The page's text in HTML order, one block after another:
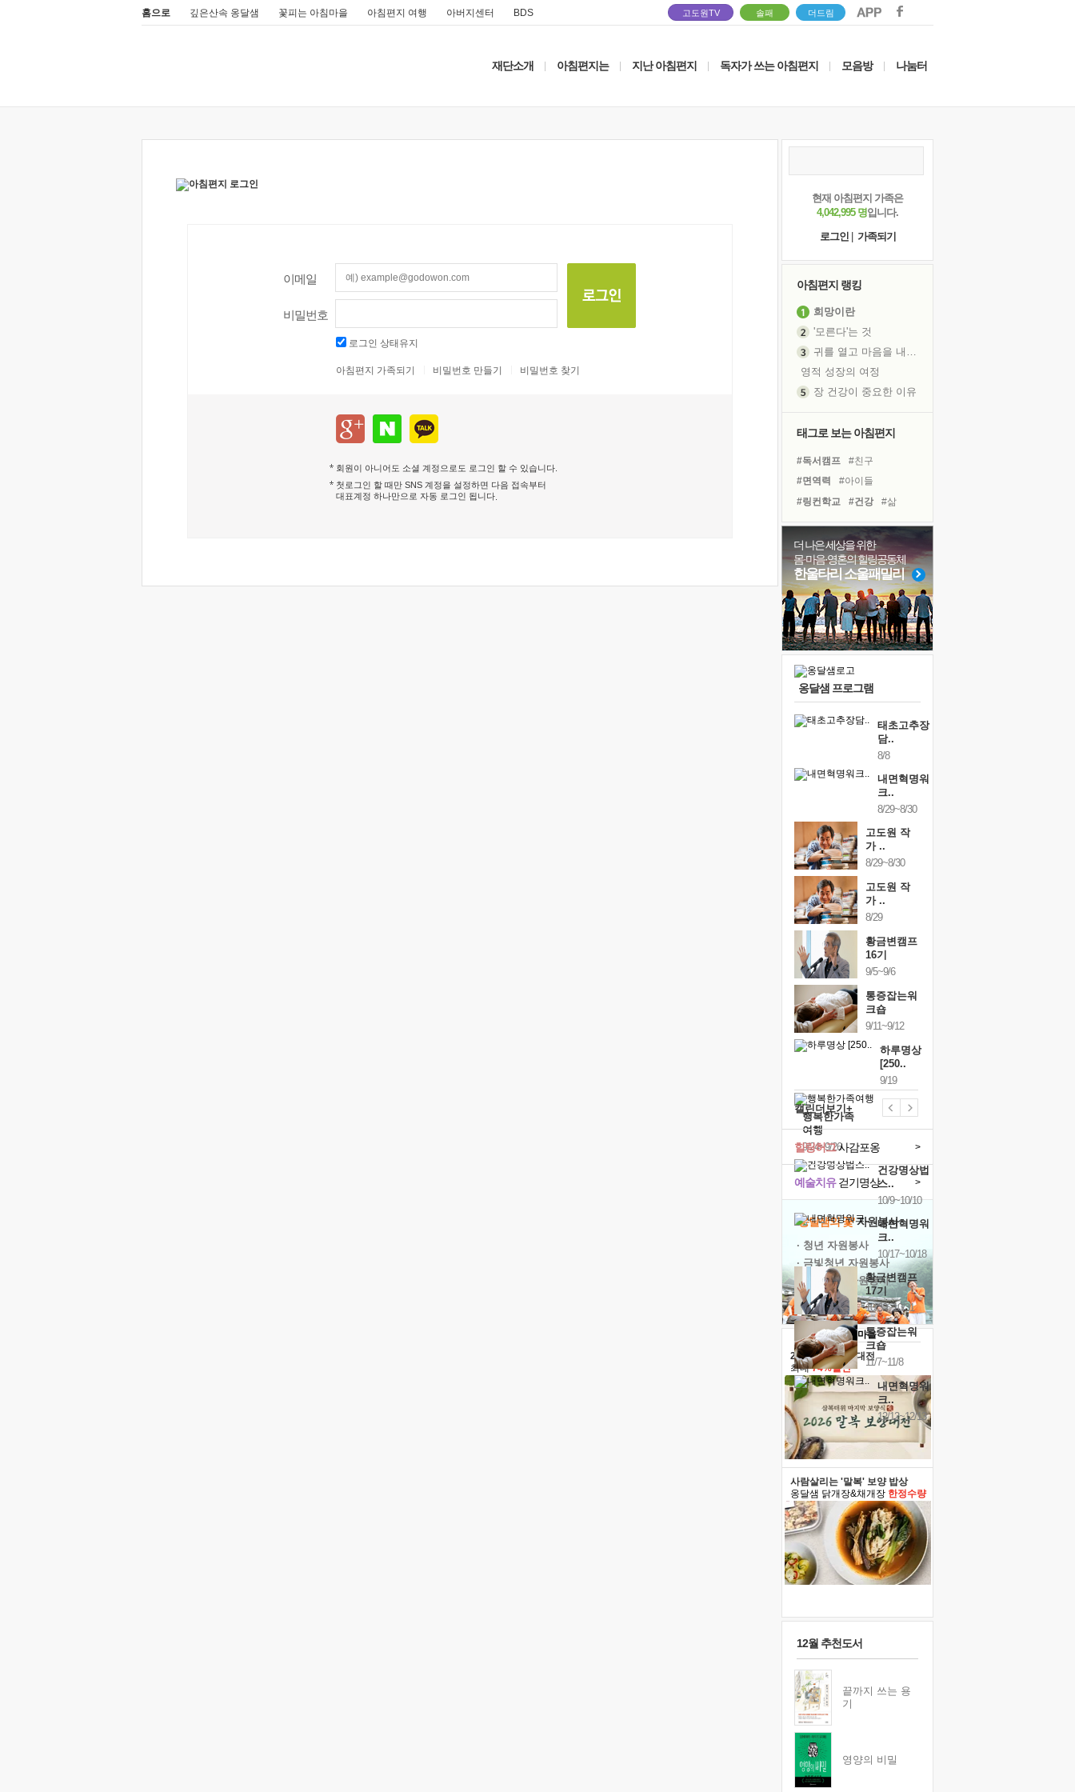
홈으로 깊은산속 옹달샘 꽃피는 아침마을 아침편지 여행 아버지센터 BDS 고도원TV 솔패 더드림
재단소개 아침편지는 지난 아침편지 독자가 쓰는 아침편지 모음방 나눔터
이메일
비밀번호
로그인 상태유지
아침편지 가족되기 비밀번호 만들기 비밀번호 찾기
회원이 아니어도 소셜 계정으로도 로그인 할 수 있습니다.
첫로그인 할 때만 SNS 계정을 설정하면 다음 접속부터
대표계정 하나만으로 자동 로그인 됩니다
현재 아침편지 가족은
4,042,995 명입니다.
로그인
가족되기
아침편지 랭킹
희망이란
'모른다'는 것
귀를 열고 마음을 내어주고
영적 성장의 여정
장 건강이 중요한 이유
꿈이 실제가 되는 것
'말 타는 법'을 먼저
졸업식 사진을 보며
아픈 아버지를 위한 공간 설계
극심한 변비, 어깨결림, 수면 장애
보고 싶은 어머니
유년 시절의 부산 영도 바다
못된 꼰대들
거울 속의 나
태그로 보는 아침편지
#독서캠프
#친구
#면역력
#아이들
#링컨학교
#건강
#삶
#바이러스
#비전캠프
#도움
#힐링
#선택
#다짐
#희망
#극복
#위기
#계획
#명상
#리더
#사람
#경험
#독서
더 나은 세상을 위한
몸·마음·영혼의 힐링공동체
한울타리 소울패밀리
옹달샘 프로그램
태초고추장
담..
8/8
내면혁명워
크..
8/29~8/30
고도원 작
가 ..
8/29~8/30
고도원 작
가 ..
8/29
황금변캠프
16기
9/5~9/6
통증잡는워
크숍
9/11~9/12
하루명상
[250..
9/19
행복한가족
여행
9/24~9/26
건강명상법
스..
10/9~10/10
내면혁명워
크..
10/17~10/18
황금변캠프
17기
10/30~10/31
통증잡는워
크숍
11/7~11/8
내면혁명워
크..
12/12~12/13
캘린더보기+
예술치유걷기명상 >
힐링허그사감포옹 >
'옹달샘의 꽃'자원봉사
· 청년 자원봉사
· 금빛청년 자원봉사
· 음식연구 자원봉사
2026 말복 보양대전
최대74%할인
사람살리는 '말복' 보양 밥상
옹달샘 닭개장&채개장 한정수량
12월 추천도서
끝까지 쓰는 용
기
영양의 비밀